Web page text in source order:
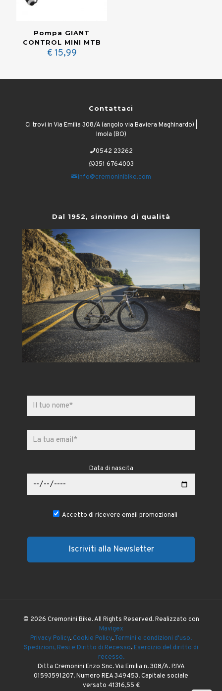
Pompa GIANT
CONTROL MINI MTB
€ 15,99
Contattaci
Ci trovi in Via Emilia 308/A (angolo via Baviera Maghinardo) |
Imola (BO)
0542 23262
351 6764003
info@cremoninibike.com
Dal 1952, sinonimo di qualità
Data di nascita
Accetto di ricevere email promozionali
© 2026 Cremonini Bike. All Rights Reserved. Realizzato con
Mavigex
Privacy Policy. Cookie Policy.Termini e condizioni d'uso.
Spedizioni, Resi e Diritto di Recesso. Esercizio del diritto di
recesso.
Ditta Cremonini Enzo Snc. Via Emilia n. 308/A. P.IVA
01593591207. Numero REA 349453. Capitale sociale
versato 41316,55 €